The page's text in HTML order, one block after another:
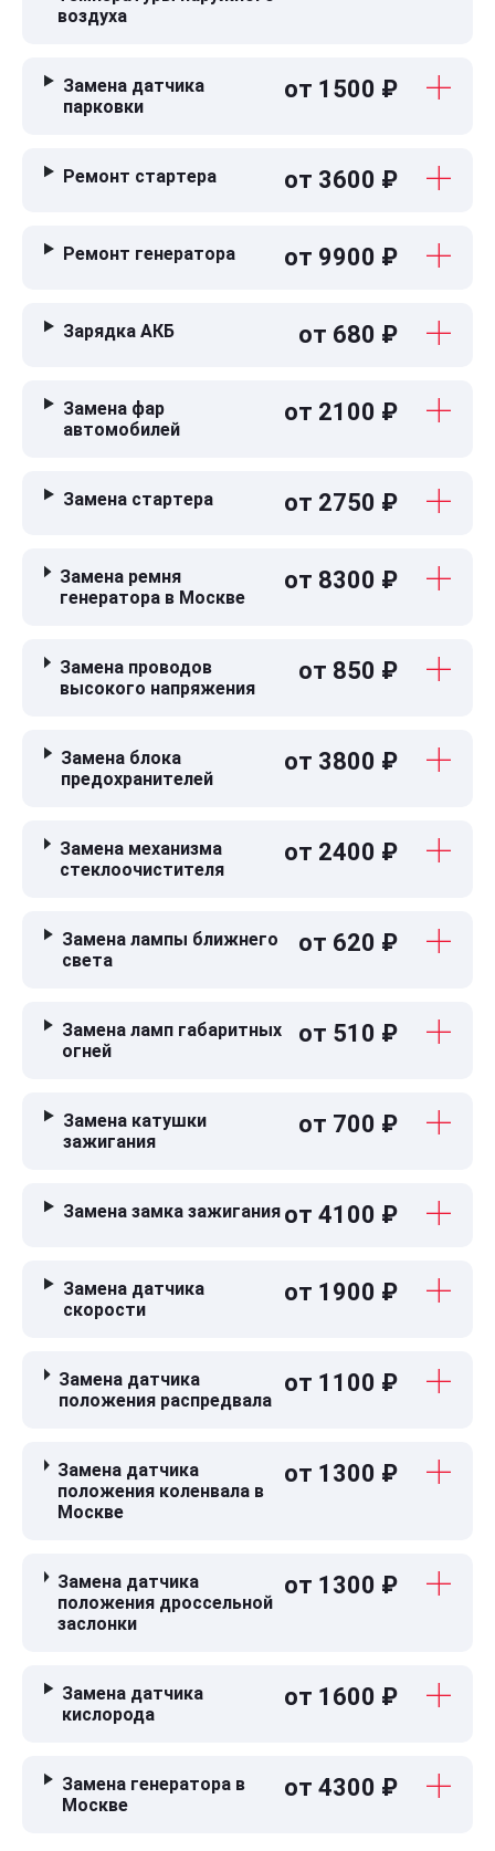
воздуха
Замена датчика
парковки
от 1500 ₽
Ремонт стартера от 3600 ₽
Ремонт генератора от 9900 ₽
Зарядка АКБ от 680 ₽
Замена фар
автомобилей
от 2100 ₽
Замена стартера от 2750 ₽
Замена ремня
генератора в Москве
от 8300 ₽
Замена проводов
высокого напряжения
от 850 ₽
Замена блока
предохранителей
от 3800 ₽
Замена механизма
стеклоочистителя
от 2400 ₽
Замена лампы ближнего
света
от 620 ₽
Замена ламп габаритных
огней
от 510 ₽
Замена катушки
зажигания
от 700 ₽
Замена замка зажигания от 4100 ₽
Замена датчика
скорости
от 1900 ₽
Замена датчика
положения распредвала
от 1100 ₽
Замена датчика
положения коленвала в
Москве
от 1300 ₽
Замена датчика
положения дроссельной
заслонки
от 1300 ₽
Замена датчика
кислорода
от 1600 ₽
Замена генератора в
Москве
от 4300 ₽